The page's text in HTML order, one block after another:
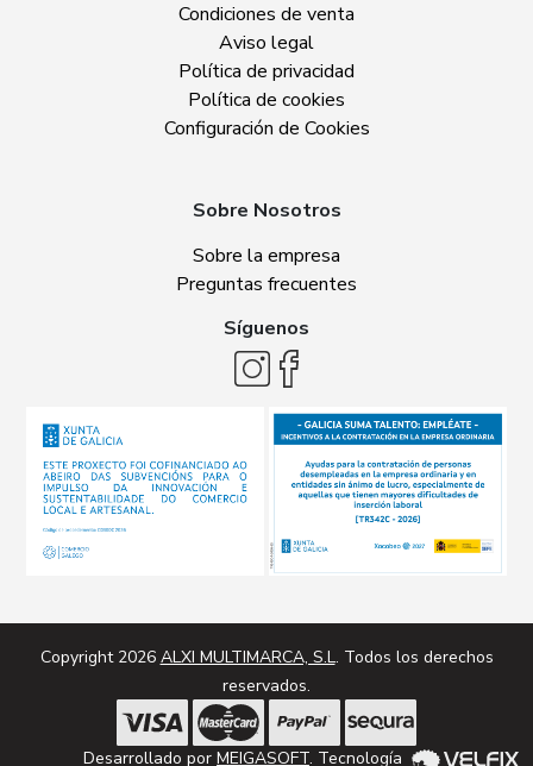
Condiciones de venta
Aviso legal
Política de privacidad
Política de cookies
Configuración de Cookies
Sobre Nosotros
Sobre la empresa
Preguntas frecuentes
Síguenos
Copyright 2026 ALXI MULTIMARCA, S.L. Todos los derechos
reservados.
Desarrollado por MEIGASOFT. Tecnología